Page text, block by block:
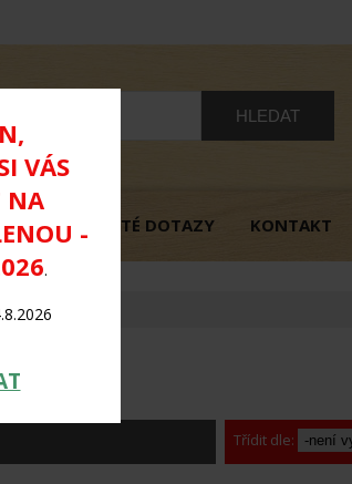
VÁS
NA
-
.
GDPR ČASTÉ DOTAZY KONTAKT
72mm
Třídit dle: